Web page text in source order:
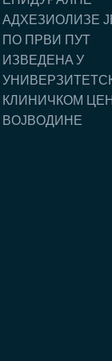
AДХEЗИOЛИЗE
ПO ПРВИ ПУT
ИЗВEДEНA У
КЛИНИЧКOM
ВOJВOДИНE